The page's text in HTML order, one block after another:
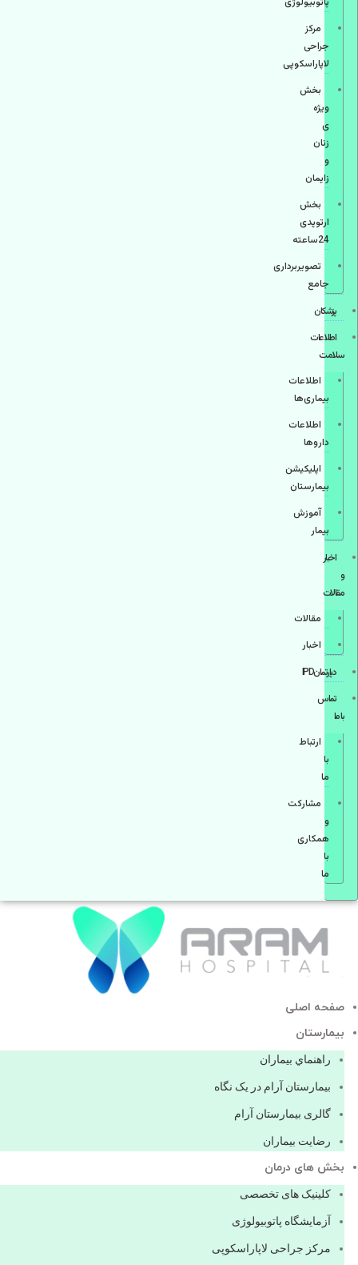
مرکز
جراحی
لاپاراسکوپی
بخش
ویژه
ی
زنان
و
زایمان
بخش
ارتوپدی
24ساعته
تصویربرداری
جامع
پزشكان
اطلاعات
سلامت
اطلاعات
بیماری‌ها
اطلاعات
دارو‌ها
اپليكيشن
بيمارستان
آموزش
بیمار
اخبار
و
مقالات
مقالات
اخبار
دپارتمانIPD
تماس
با ما
ارتباط
با
ما
مشاركت
و
همكاری
با
ما
صفحه اصلی
بيمارستان
راهنماي بیماران
بیمارستان آرام در یک نگاه
گالری بیمارستان آرام
رضایت بیماران
بخش های درمان
کلینیک های تخصصی
آزمایشگاه پاتوبیولوژی
مرکز جراحی لاپاراسکوپی